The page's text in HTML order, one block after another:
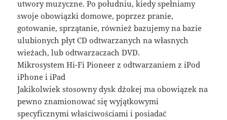
utwory muzyczne. Po południu, kiedy spełniamy
swoje obowiązki domowe, poprzez pranie,
gotowanie, sprzątanie, również bazujemy na bazie
ulubionych płyt CD odtwarzanych na własnych
wieżach, lub odtwarzaczach DVD.
Mikrosystem Hi-Fi Pioneer z odtwarzaniem z iPod
iPhone i iPad
Jakikolwiek stosowny dysk dżokej ma obowiązek na
pewno znamionować się wyjątkowymi
specyficznymi właściwościami i posiadać